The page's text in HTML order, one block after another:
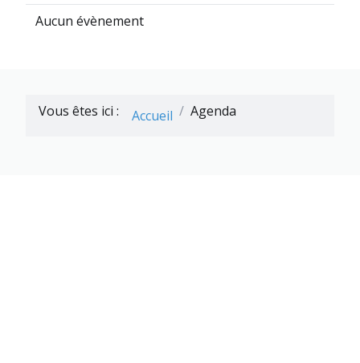
Aucun évènement
Vous êtes ici : Accueil Agenda